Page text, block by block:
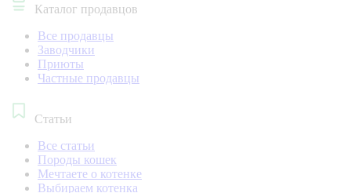
Каталог продавцов
Все продавцы
Заводчики
Приюты
Частные продавцы
Статьи
Все статьи
Породы кошек
Мечтаете о котенке
Выбираем котенка